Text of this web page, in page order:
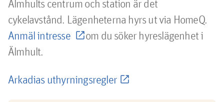
Älmhults centrum och station är det
cykelavstånd. Lägenheterna hyrs ut via HomeQ.
Anmäl intresse
om du söker hyreslägenhet i
Älmhult.
Arkadias uthyrningsregler